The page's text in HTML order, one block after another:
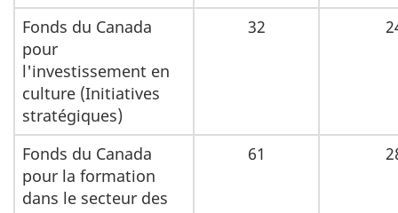
Fonds du Canada
pour
l'investissement en
culture (Initiatives
stratégiques)
32
Fonds du Canada
pour la formation
dans le secteur des
61